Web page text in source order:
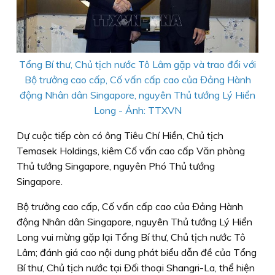
Tổng Bí thư, Chủ tịch nước Tô Lâm gặp và trao đổi với
Bộ trưởng cao cấp, Cố vấn cấp cao của Đảng Hành
động Nhân dân Singapore, nguyên Thủ tướng Lý Hiển
Long - Ảnh: TTXVN
Dự cuộc tiếp còn có ông Tiêu Chí Hiền, Chủ tịch
Temasek Holdings, kiêm Cố vấn cao cấp Văn phòng
Thủ tướng Singapore, nguyên Phó Thủ tướng
Singapore.
Bộ trưởng cao cấp, Cố vấn cấp cao của Đảng Hành
động Nhân dân Singapore, nguyên Thủ tướng Lý Hiển
Long vui mừng gặp lại Tổng Bí thư, Chủ tịch nước Tô
Lâm; đánh giá cao nội dung phát biểu dẫn đề của Tổng
Bí thư, Chủ tịch nước tại Đối thoại Shangri-La, thể hiện